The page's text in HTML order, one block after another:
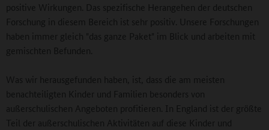
positive Wirkungen. Das spezifische Herangehen der deutschen
Forschung in diesem Bereich ist sehr positiv. Unsere Forschungen
haben immer gleich "das ganze Paket" im Blick und arbeiten mit
gemischten Befunden.
Was wir herausgefunden haben, ist, dass die am meisten
benachteiligten Kinder und Familien besonders von
außerschulischen Angeboten profitieren. In England ist der größte
Teil der außerschulischen Aktivitäten auf diese Kinder und